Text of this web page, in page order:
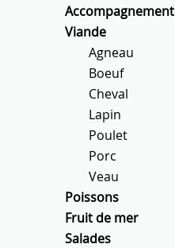
Accompagnement
Viande
Agneau
Boeuf
Cheval
Lapin
Poulet
Porc
Veau
Poissons
Fruit de mer
Salades